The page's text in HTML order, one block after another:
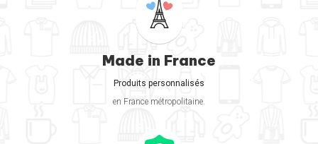
Made in France
Produits personnalisés
en France métropolitaine.